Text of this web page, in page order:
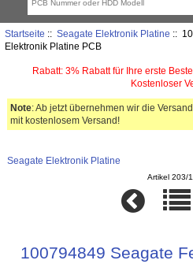
Startseite :: Seagate Elektronik Platine ::
Elektronik Platine PCB
Rabatt: 3% Rabatt für Ihre erste
Kostenloser
Note: Ab jetzt übernehmen wir die
mit kostenlosem Versand!
Seagate Elektronik Platine
Artikel 203/
100794849 Seagate